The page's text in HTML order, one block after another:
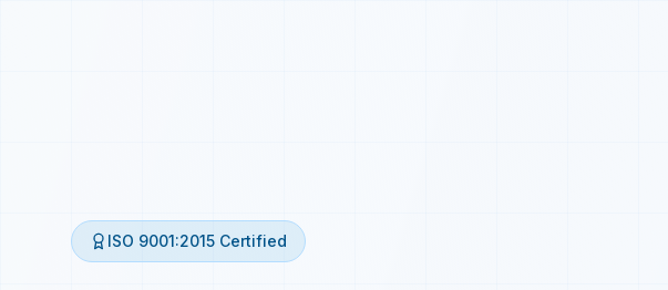
ISO 9001:2015 Certified